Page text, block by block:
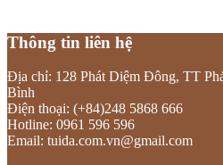
Thông tin liên hệ
Địa chỉ: 128 Phát Diệm Đông, TT
Bình
Điện thoại: (+84)248 5868 666
Hotline: 0961 596 596
Email: tuida.com.vn@gmail.com